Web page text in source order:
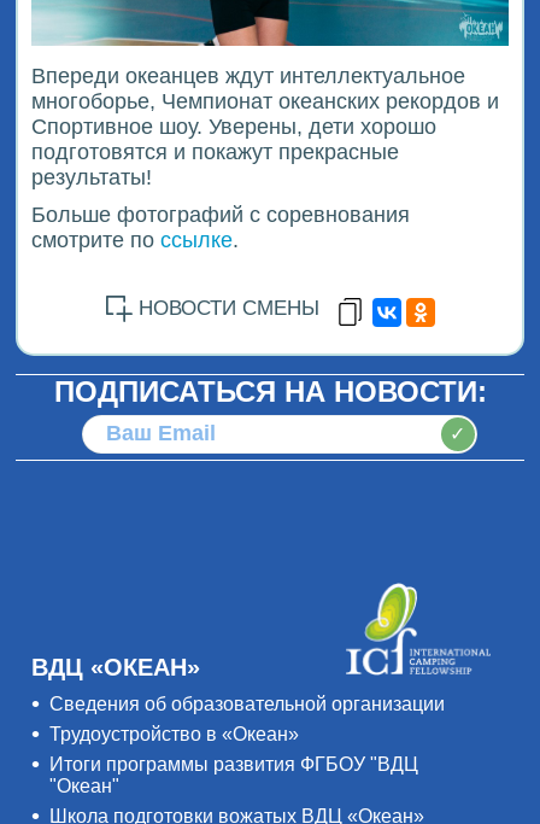
Впереди океанцев ждут интеллектуальное
многоборье, Чемпионат океанских рекордов и
Спортивное шоу. Уверены, дети хорошо
подготовятся и покажут прекрасные
результаты!
Больше фотографий с соревнования
смотрите поссылке.
НОВОСТИ СМЕНЫ
ПОДПИСАТЬСЯ НА НОВОСТИ:
✓
ВДЦ «ОКЕАН»
Сведения об образовательной организации
Трудоустройство в «Океан»
Итоги программы развития ФГБОУ "ВДЦ
"Океан"
Школа подготовки вожатых ВДЦ «Океан»